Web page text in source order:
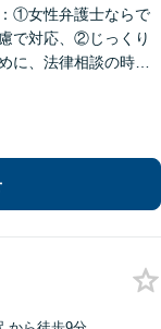
①女性弁護士ならで
で対応、②じっくり
に、法律相談の時間